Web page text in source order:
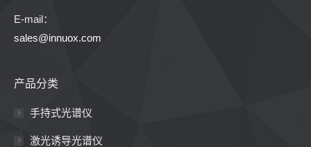
E-mail：
sales@innuox.com
产品分类
手持式光谱仪
激光诱导光谱仪